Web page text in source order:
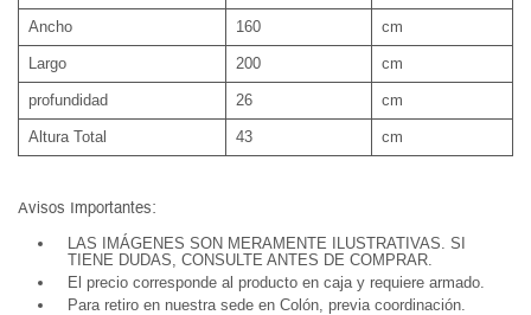
Ancho 160 cm
Largo 200 cm
profundidad 26 cm
Altura Total 43 cm
Avisos Importantes:
LAS IMÁGENES SON MERAMENTE ILUSTRATIVAS. SI
TIENE DUDAS, CONSULTE ANTES DE COMPRAR.
El precio corresponde al producto en caja y requiere armado.
Para retiro en nuestra sede en Colón, previa coordinación.